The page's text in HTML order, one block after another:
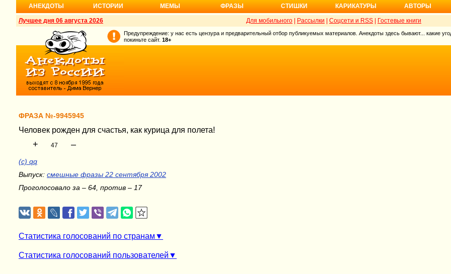
АНЕКДОТЫ ИСТОРИИ МЕМЫ ФРАЗЫ СТИШКИ КАРИКАТУРЫ АВТОРЫ
Лучшее дня 06 августа 2026 Для мобильного Рассылки Соцсети и RSS Гостевые книги
Предупреждение: у нас есть цензура и предварительный отбор публикуемых материалов. Анекдоты здесь бывают... какие
покиньте сайт. 18+
ФРАЗА №-9945945
Человек рожден для счастья, как курица для полета!
+ 47 –
(c) qq
Выпуск: смешные фразы 22 сентября 2002
Проголосовало за – 64, против – 17
Статистика голосований по странам
Статистика голосований пользователей